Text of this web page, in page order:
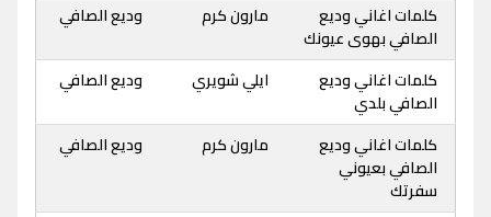
كلمات اغاني وديع
الصافي بهوى عيونك
مارون كرم وديع الصافي
كلمات اغاني وديع
الصافي بلدي
ايلي شويري وديع الصافي
كلمات اغاني وديع
الصافي بعيوني
سفرتك
مارون كرم وديع الصافي